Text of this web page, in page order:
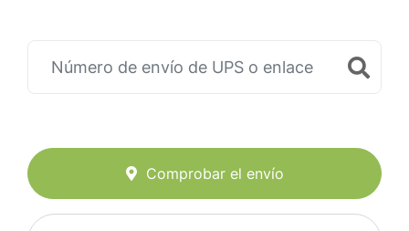
Comprobar el envío